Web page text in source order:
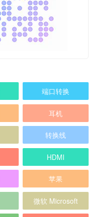
端口转换
耳机
转换线
HDMI
苹果
微软 Microsoft